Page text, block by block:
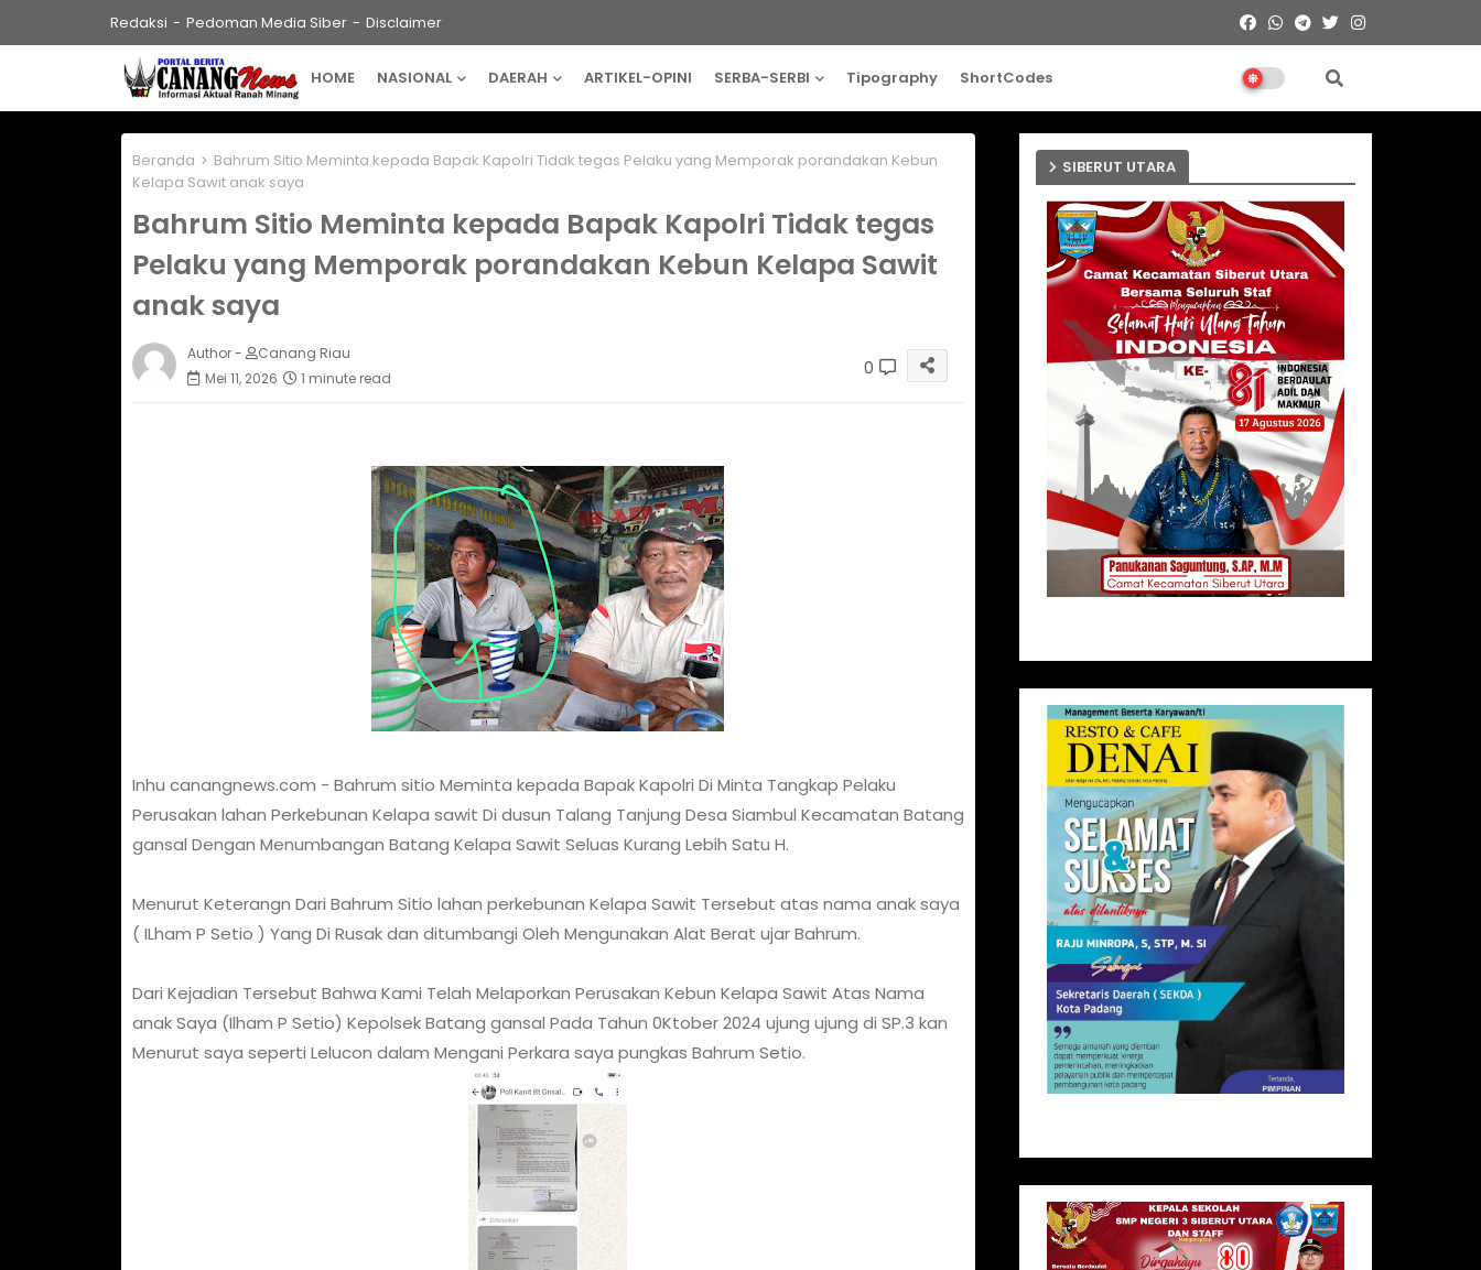
Redaksi Pedoman Media Siber Disclaimer
HOME NASIONAL DAERAH ARTIKEL-OPINI SERBA-SERBI Tipography ShortCodes
Beranda
Bahrum Sitio Meminta kepada Bapak Kapolri Tidak tegas Pelaku yang Memporak porandakan Kebun
Kelapa Sawit anak saya
Bahrum Sitio Meminta kepada Bapak Kapolri Tidak tegas
Pelaku yang Memporak porandakan Kebun Kelapa Sawit
anak saya
Author -
Canang Riau
Mei 11, 2026
1 minute read 0
Inhu canangnews.com - Bahrum sitio Meminta kepada Bapak Kapolri Di Minta Tangkap Pelaku
Perusakan lahan Perkebunan Kelapa sawit Di dusun Talang Tanjung Desa Siambul Kecamatan Batang
gansal Dengan Menumbangan Batang Kelapa Sawit Seluas Kurang Lebih Satu H.
Menurut Keterangn Dari Bahrum Sitio lahan perkebunan Kelapa Sawit Tersebut atas nama anak saya
( ILham P Setio ) Yang Di Rusak dan ditumbangi Oleh Mengunakan Alat Berat ujar Bahrum.
Dari Kejadian Tersebut Bahwa Kami Telah Melaporkan Perusakan Kebun Kelapa Sawit Atas Nama
anak Saya (Ilham P Setio) Kepolsek Batang gansal Pada Tahun 0Ktober 2024 ujung ujung di SP.3 kan
Menurut saya seperti Lelucon dalam Mengani Perkara saya pungkas Bahrum Setio.
SIBERUT UTARA